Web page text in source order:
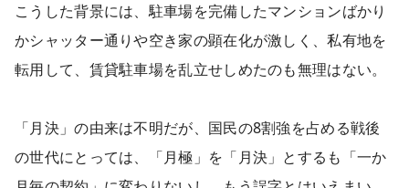
こうした背景には、駐車場を完備したマンションばかり
かシャッター通りや空き家の顕在化が激しく、私有地を
転用して、賃貸駐車場を乱立せしめたのも無理はない。
「月決」の由来は不明だが、国民の8割強を占める戦後
の世代にとっては、「月極」を「月決」とするも「一か